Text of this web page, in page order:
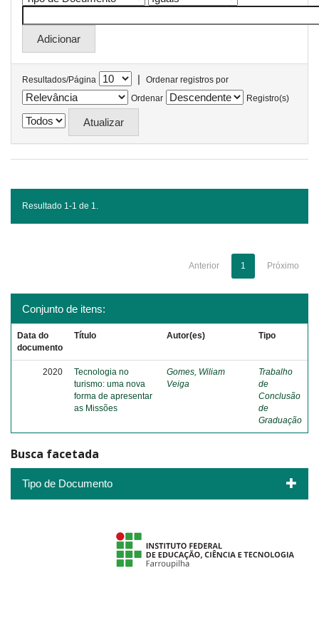
Resultados/Página |
Ordenar registros por
Ordenar
Registro(s)
Resultado 1-1 de 1.
Anterior 1 Próximo
Conjunto de itens:
Data do
documento
Título Autor(es) Tipo
2020
Tecnologia no
turismo: uma nova
forma de apresentar
as Missões
Gomes, Wiliam
Veiga
Trabalho
de
Conclusão
de
Graduação
Busca facetada
Tipo de Documento